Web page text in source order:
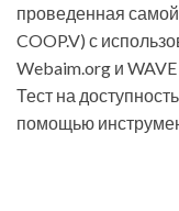
проведенная
COOP.V) с
Webaim.org и
Тест на
помощью